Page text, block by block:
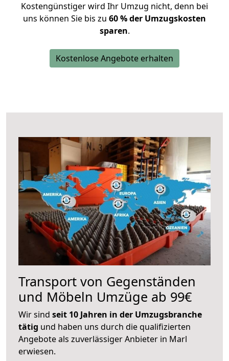
Kostengünstiger wird Ihr Umzug nicht, denn bei
uns können Sie bis zu 60 % der Umzugskosten
sparen.
Kostenlose Angebote erhalten
Transport von Gegenständen
und Möbeln Umzüge ab 99€
Wir sind seit 10 Jahren in der Umzugsbranche
tätig und haben uns durch die qualifizierten
Angebote als zuverlässiger Anbieter in Marl
erwiesen.